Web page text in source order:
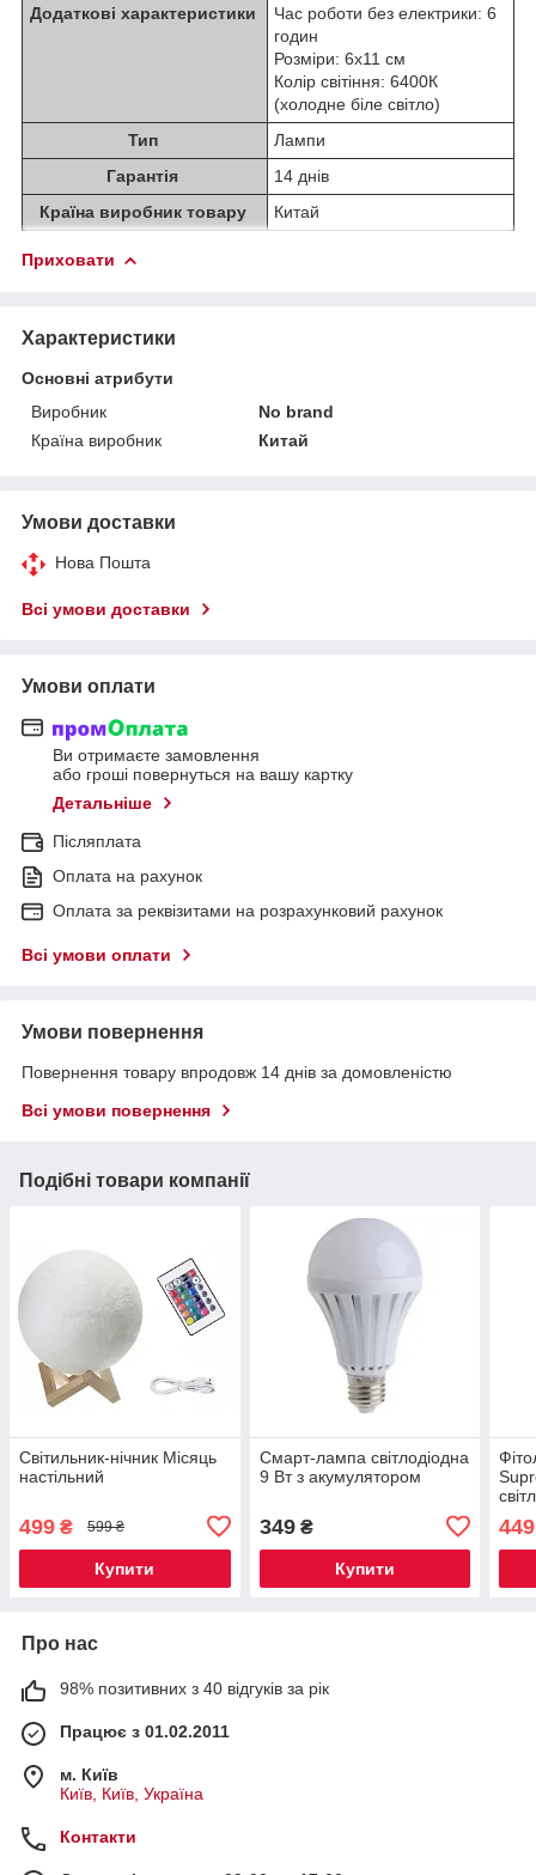
Додаткові характеристики
Час роботи без електрики: 6
годин
Розміри: 6x11 см
Колір світіння: 6400К
(холодне біле світло)
Тип
Лампи
Гарантія
14 днів
Країна виробник товару
Китай
Приховати
Характеристики
Основні атрибути
Виробник
No brand
Країна виробник
Китай
Умови доставки
Нова Пошта
Всі умови доставки
Умови оплати
Ви отримаєте замовлення
або гроші повернуться на вашу картку
Детальніше
Післяплата
Оплата на рахунок
Оплата за реквізитами на розрахунковий рахунок
Всі умови оплати
Умови повернення
Повернення товару впродовж 14 днів за домовленістю
Всі умови повернення
Подібні товари компанії
Світильник-нічник Місяць
настільний
499 ₴ 599 ₴
Купити
Смарт-лампа світлодіодна
9 Вт з акумулятором
349₴
Купити
449
Про нас
98% позитивних з 40 відгуків за рік
Працює з 01.02.2011
м. Київ
Київ, Київ, Україна
Контакти